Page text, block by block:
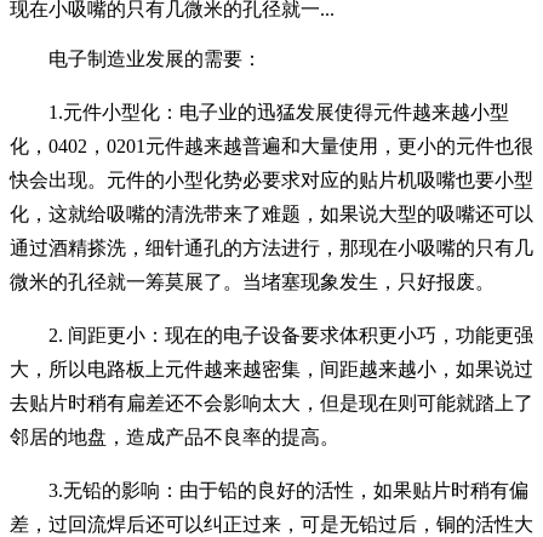
现在小吸嘴的只有几微米的孔径就一...
电子制造业发展的需要：
1.元件小型化：电子业的迅猛发展使得元件越来越小型
化，0402，0201元件越来越普遍和大量使用，更小的元件也很
快会出现。元件的小型化势必要求对应的贴片机吸嘴也要小型
化，这就给吸嘴的清洗带来了难题，如果说大型的吸嘴还可以
通过酒精搽洗，细针通孔的方法进行，那现在小吸嘴的只有几
微米的孔径就一筹莫展了。当堵塞现象发生，只好报废。
2. 间距更小：现在的电子设备要求体积更小巧，功能更强
大，所以电路板上元件越来越密集，间距越来越小，如果说过
去贴片时稍有扁差还不会影响太大，但是现在则可能就踏上了
邻居的地盘，造成产品不良率的提高。
3.无铅的影响：由于铅的良好的活性，如果贴片时稍有偏
差，过回流焊后还可以纠正过来，可是无铅过后，铜的活性大